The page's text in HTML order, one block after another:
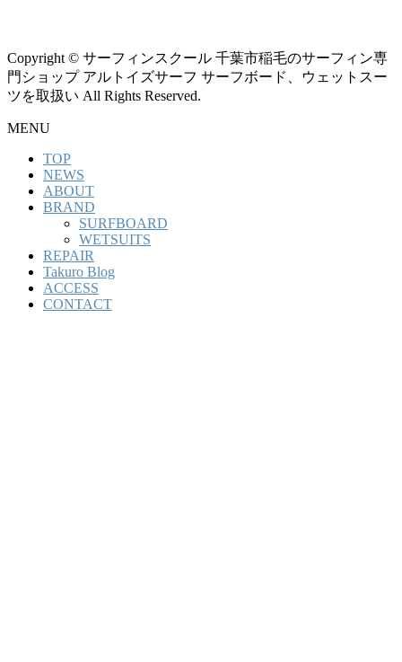
Copyright © サーフィンスクール 千葉市稲毛のサーフィン専
門ショップ アルトイズサーフ サーフボード、ウェットスー
ツを取扱い All Rights Reserved.
MENU
TOP
NEWS
ABOUT
BRAND
SURFBOARD
WETSUITS
REPAIR
Takuro Blog
ACCESS
CONTACT